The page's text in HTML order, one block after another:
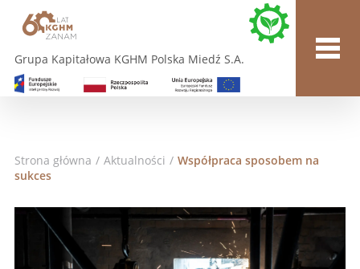
Grupa Kapitałowa KGHM Polska Miedź S.A.
Strona główna / Aktualności / Współpraca sposobem na
sukces